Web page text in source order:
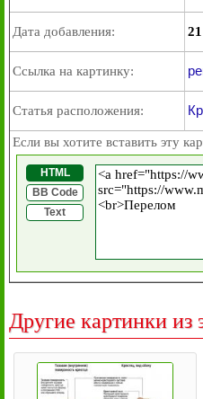
Дата добавления:
Ссылка на картинку:
Статья расположения:
Если вы хотите вставить эту
HTML
BB Code
Text
Другие картинки из